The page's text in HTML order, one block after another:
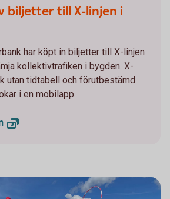
biljetter till X-linjen i
har köpt in biljetter till X-linjen
kollektivtrafiken i bygden. X-
utan tidtabell och förutbestämd
i en mobilapp.